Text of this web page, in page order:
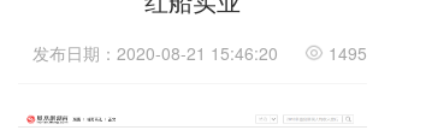
发布日期：2020-08-21 15:46:20 1495